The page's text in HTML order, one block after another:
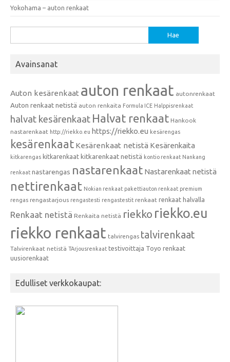
Yokohama – auton renkaat
Avainsanat
Auton kesärenkaat auton renkaat autonrenkaat
Auton renkaat netistä auton renkaita Formula ICE Halppisrenkaat
halvat kesärenkaat Halvat renkaat Hankook
nastarenkaat http://riekko.eu https://riekko.eu kesärengas
kesärenkaat Kesärenkaat netistä Kesärenkaita
kitkarengas kitkarenkaat kitkarenkaat netistä kontio renkaat Nankang
renkaat nastarengas nastarenkaat Nastarenkaat netistä
nettirenkaat Nokian renkaat pakettiauton renkaat premium
rengas rengastarjous rengastesti rengastestit renkaat renkaat halvalla
Renkaat netistä Renkaita netistä riekko riekko.eu
riekko renkaat talvirengas talvirenkaat
Talvirenkaat netistä TArjousrenkaat testivoittaja Toyo renkaat
uusiorenkaat
Edulliset verkkokaupat: